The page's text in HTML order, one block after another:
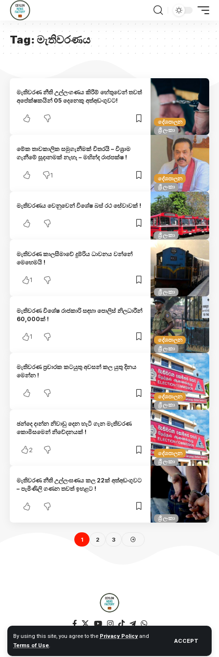
By using this site, you agree to the Privacy Policy and
Terms of Use.
ACCEPT
Tag: මැතිවරණය
දේශපාලන
ශ්‍රී ලංකා
මැතිවරණ නීති උල්ලංගණය කිරීම් හේතුවෙන් තවත්
අපේක්ෂකයින් 05 දෙනෙකු අත්අඩංගුවට!
දේශපාලන
ශ්‍රී ලංකා
මේක තාවකාලික සමුගැනීමක් විතරයි – විශ්‍රාම
ගැනීමේ සූදානමක් නැහැ – මහින්ද රාජපක්ෂ !
1
ශ්‍රී ලංකා
මැතිවරණය වෙනුවෙන් විශේෂ බස් රථ සේවාවක් !
ශ්‍රී ලංකා
මැතිවරණ කාලසීමාවේ දුම්රිය ධාවනය වන්නේ
මෙහෙමයි !
1
දේශපාලන
ශ්‍රී ලංකා
මැතිවරණ විශේෂ රාජකාරි සඳහා පොලිස් නිලධාරීන්
60,000ක් !
1
දේශපාලන
ශ්‍රී ලංකා
මැතිවරණ ප්‍රචාරක කටයුතු අවසන් කල යුතු දිනය
මෙන්න !
දේශපාලන
ශ්‍රී ලංකා
ඡන්දෙ දාන්න නිවාඩු දෙන හැටි ගැන මැතිවරණ
කොමිසමෙන් නිවේදනයක් !
2
ශ්‍රී ලංකා
මැතිවරණ නීති උල්ලංඝණය කල 22ක් අත්අඩංගුවට
– පැමිණිලි ගණන තවත් ඉහළට !
1 2 3
© 2025 Ceylon News Factory. All Rights Reserved. – Web by NT –